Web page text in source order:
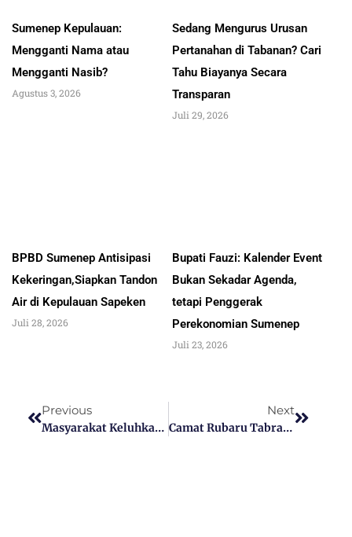
Sumenep Kepulauan:
Mengganti Nama atau
Mengganti Nasib?
Agustus 3, 2026
Sedang Mengurus Urusan
Pertanahan di Tabanan? Cari
Tahu Biayanya Secara
Transparan
Juli 29, 2026
BPBD Sumenep Antisipasi
Kekeringan,Siapkan Tandon
Air di Kepulauan Sapeken
Juli 28, 2026
Bupati Fauzi: Kalender Event
Bukan Sekadar Agenda,
tetapi Penggerak
Perekonomian Sumenep
Juli 23, 2026
Previous
Masyarakat Keluhkan Jalan Desa Rubaru Rusak Parah
Next
Camat Rubaru Tabrani, S.S.TP, Turun Langsung Ke Jalan Desa Rubaru Yang Rusak